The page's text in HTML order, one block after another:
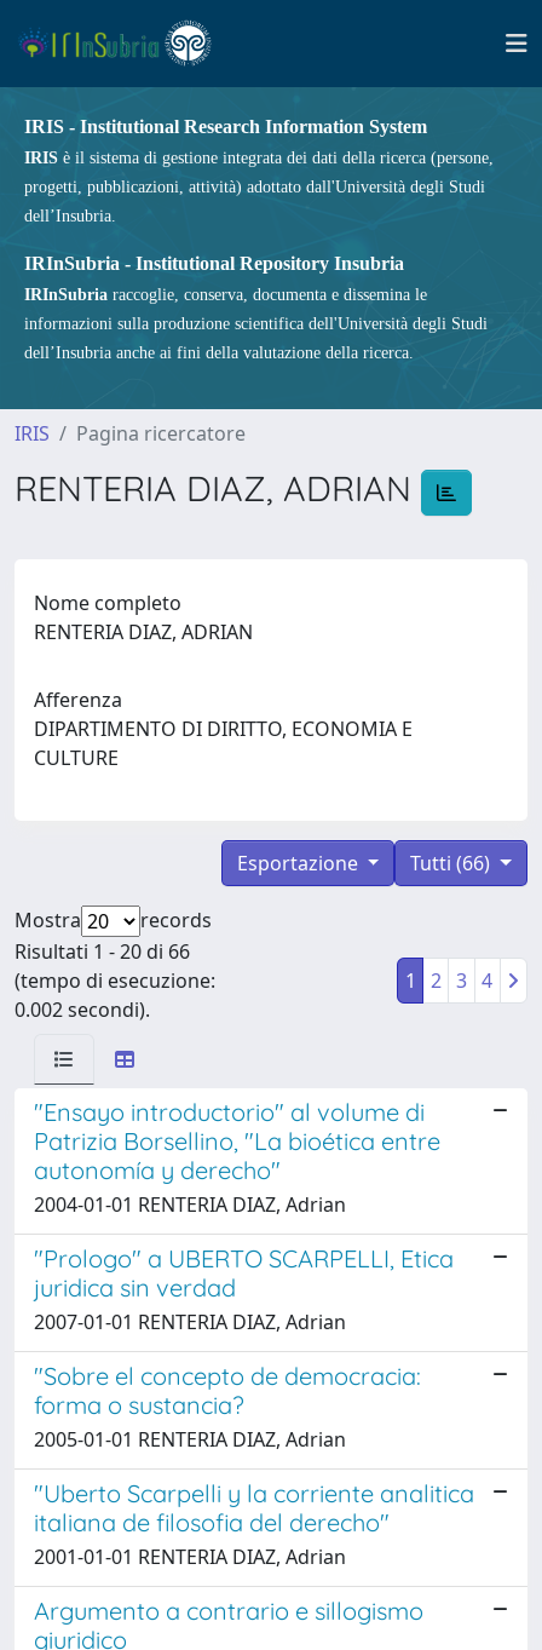
IRIS - Institutional Research Information System
IRIS è il sistema di gestione integrata dei dati della ricerca (persone,
progetti, pubblicazioni, attività) adottato dall'Università degli Studi
dell’Insubria.
IRInSubria - Institutional Repository Insubria
IRInSubria raccoglie, conserva, documenta e dissemina le
informazioni sulla produzione scientifica dell'Università degli Studi
dell’Insubria anche ai fini della valutazione della ricerca.
IRIS Pagina ricercatore
RENTERIA DIAZ, ADRIAN
Nome completo
RENTERIA DIAZ, ADRIAN
Afferenza
DIPARTIMENTO DI DIRITTO, ECONOMIA E
CULTURE
Tutti (66)
Esportazione
Mostra
records
Risultati 1 - 20 di 66
(tempo di esecuzione:
0.002 secondi).
1 2 3 4
"Ensayo introductorio" al volume di
Patrizia Borsellino, "La bioética entre
autonomía y derecho"
2004-01-01 RENTERIA DIAZ, Adrian
"Prologo" a UBERTO SCARPELLI, Etica
juridica sin verdad
2007-01-01 RENTERIA DIAZ, Adrian
"Sobre el concepto de democracia:
forma o sustancia?
2005-01-01 RENTERIA DIAZ, Adrian
"Uberto Scarpelli y la corriente analitica
italiana de filosofia del derecho"
2001-01-01 RENTERIA DIAZ, Adrian
Argumento a contrario e sillogismo
giuridico